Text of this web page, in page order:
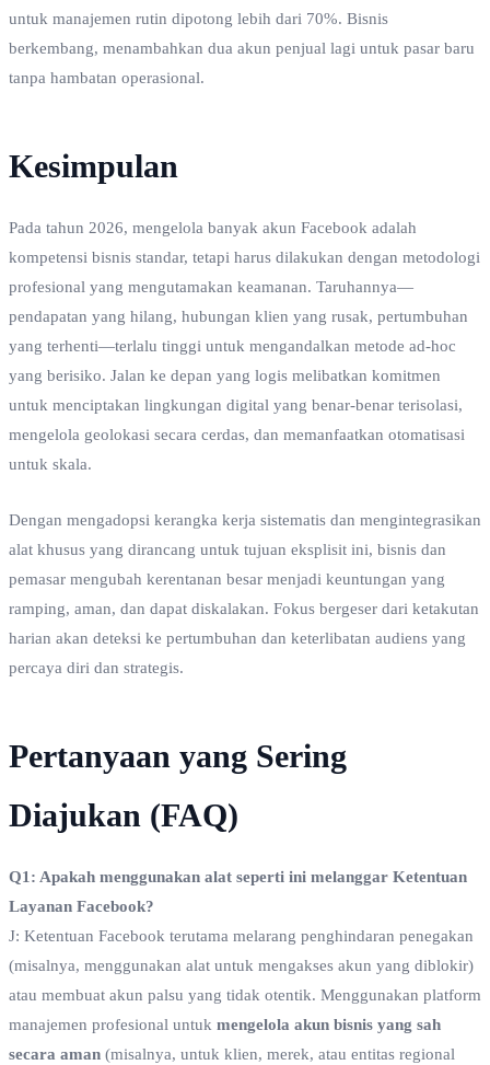
untuk manajemen rutin dipotong lebih dari 70%. Bisnis
berkembang, menambahkan dua akun penjual lagi untuk pasar baru
tanpa hambatan operasional.
Kesimpulan
Pada tahun 2026, mengelola banyak akun Facebook adalah
kompetensi bisnis standar, tetapi harus dilakukan dengan metodologi
profesional yang mengutamakan keamanan. Taruhannya—
pendapatan yang hilang, hubungan klien yang rusak, pertumbuhan
yang terhenti—terlalu tinggi untuk mengandalkan metode ad-hoc
yang berisiko. Jalan ke depan yang logis melibatkan komitmen
untuk menciptakan lingkungan digital yang benar-benar terisolasi,
mengelola geolokasi secara cerdas, dan memanfaatkan otomatisasi
untuk skala.
Dengan mengadopsi kerangka kerja sistematis dan mengintegrasikan
alat khusus yang dirancang untuk tujuan eksplisit ini, bisnis dan
pemasar mengubah kerentanan besar menjadi keuntungan yang
ramping, aman, dan dapat diskalakan. Fokus bergeser dari ketakutan
harian akan deteksi ke pertumbuhan dan keterlibatan audiens yang
percaya diri dan strategis.
Pertanyaan yang Sering
Diajukan (FAQ)
Q1: Apakah menggunakan alat seperti ini melanggar Ketentuan
Layanan Facebook?
J: Ketentuan Facebook terutama melarang penghindaran penegakan
(misalnya, menggunakan alat untuk mengakses akun yang diblokir)
atau membuat akun palsu yang tidak otentik. Menggunakan platform
manajemen profesional untuk mengelola akun bisnis yang sah
secara aman (misalnya, untuk klien, merek, atau entitas regional